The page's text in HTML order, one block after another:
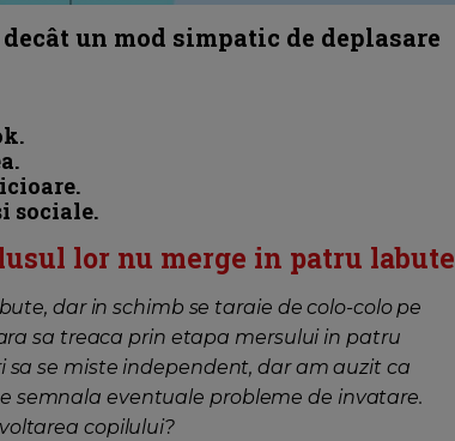
un mod simpatic de deplasare
sociale.
lor nu merge in patru labute
dar in schimb se taraie de colo-colo pe
sa treaca prin etapa mersului in patru
se miste independent, dar am auzit ca
semnala eventuale probleme de invatare.
copilului?